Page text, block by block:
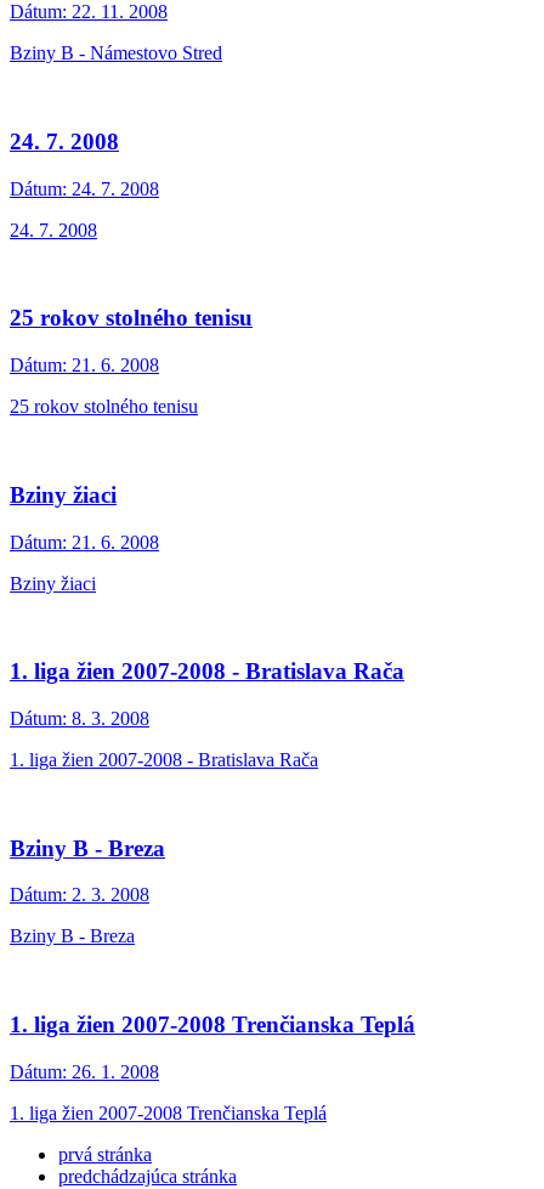
Dátum: 22. 11. 2008
Bziny B - Námestovo Stred
24. 7. 2008
Dátum: 24. 7. 2008
24. 7. 2008
25 rokov stolného tenisu
Dátum: 21. 6. 2008
25 rokov stolného tenisu
Bziny žiaci
Dátum: 21. 6. 2008
Bziny žiaci
1. liga žien 2007-2008 - Bratislava Rača
Dátum: 8. 3. 2008
1. liga žien 2007-2008 - Bratislava Rača
Bziny B - Breza
Dátum: 2. 3. 2008
Bziny B - Breza
1. liga žien 2007-2008 Trenčianska Teplá
Dátum: 26. 1. 2008
1. liga žien 2007-2008 Trenčianska Teplá
prvá stránka
predchádzajúca stránka